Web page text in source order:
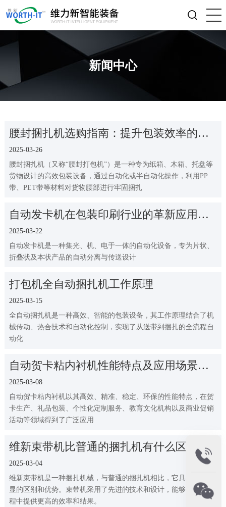
新闻中心
腰封捆扎机选购指南：提升包装效率的关
键设备
2025-03-26
腰封捆扎机（又称“腰封打包机”）是一种专为纸箱、木箱、托盘等
货物设计的高效包装设备，通过自动化或半自动化操作，利用PP
带、PET带等材料对货物腰部进行牢固捆扎
自动发卡机在包装印刷行业的革新应用：
效率与成本的双重优化
2025-03-22
自动发卡机是一种集光、机、电于一体的自动化设备，专为片状、
折叠状及本状产品的自动分离与传送设计
打包机全自动捆扎机工作原理
2025-03-15
全自动捆扎机是一种高效、智能的包装设备，其工作原理结合了机
械传动、热合技术和自动化控制，实现了从送带到捆扎的全流程自
动化
自动贺卡粘内衬机性能特点及应用场景汇
总
2025-03-08
自动贺卡粘内衬机以其高效、精准、稳定、环保的性能特点，在贺
卡生产、礼品包装、个性化定制服务、教育文化机构以及商业促销
活动等领域得到了广泛应用
维新束带机比普通的捆扎机有什么区别？
2025-03-04
维新束带机是一种捆扎机械，与普通的捆扎机相比，它具有许多明
显的区别和优势。束带机采用了先进的技术和设计，能够在捆扎过
程中提供更高的效率和结果。